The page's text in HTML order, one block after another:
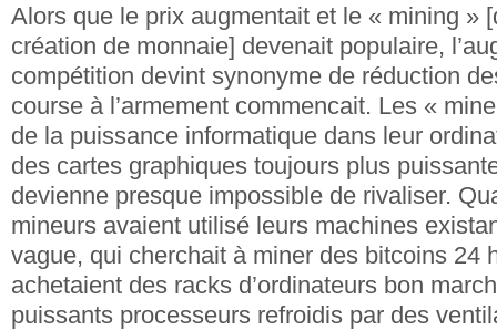
Alors que le prix augmentait et le « mining »
création de monnaie] devenait populaire,
compétition devint synonyme de réduction
course à l’armement commencait. Les «
de la puissance informatique dans leur
des cartes graphiques toujours plus
devienne presque impossible de rivaliser.
mineurs avaient utilisé leurs machines
vague, qui cherchait à miner des bitcoins 24
achetaient des racks d’ordinateurs bon
puissants processeurs refroidis par des